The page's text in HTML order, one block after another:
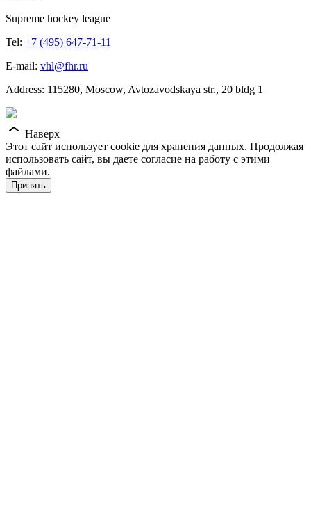
Supreme hockey league
Tel: +7 (495) 647-71-11
E-mail: vhl@fhr.ru
Address: 115280, Moscow, Avtozavodskaya str., 20 bldg 1
Наверх
Этот сайт использует cookie для хранения данных. Продолжая
использовать сайт, вы даете согласие на работу с этими
файлами.
Принять